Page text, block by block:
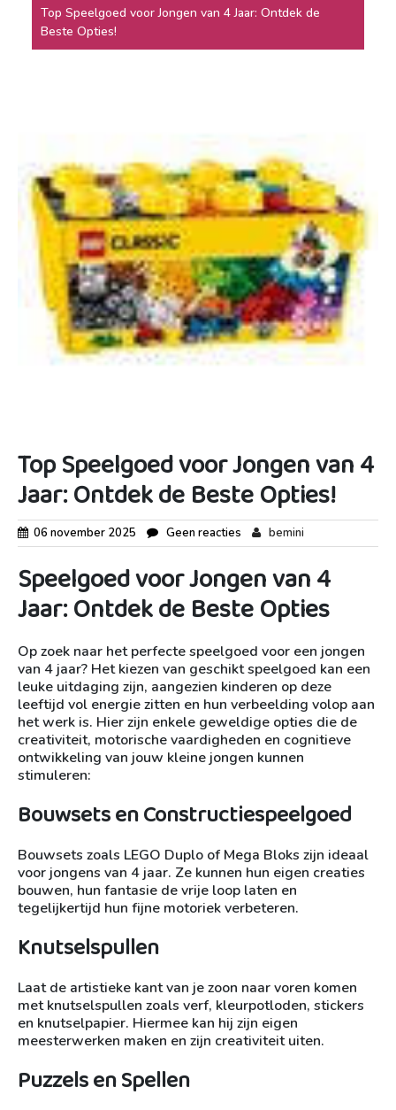
Top Speelgoed voor Jongen van 4 Jaar: Ontdek de
Beste Opties!
Top Speelgoed voor Jongen van 4
Jaar: Ontdek de Beste Opties!
06 november 2025 Geen reacties bemini
Speelgoed voor Jongen van 4
Jaar: Ontdek de Beste Opties
Op zoek naar het perfecte speelgoed voor een jongen
van 4 jaar? Het kiezen van geschikt speelgoed kan een
leuke uitdaging zijn, aangezien kinderen op deze
leeftijd vol energie zitten en hun verbeelding volop aan
het werk is. Hier zijn enkele geweldige opties die de
creativiteit, motorische vaardigheden en cognitieve
ontwikkeling van jouw kleine jongen kunnen
stimuleren:
Bouwsets en Constructiespeelgoed
Bouwsets zoals LEGO Duplo of Mega Bloks zijn ideaal
voor jongens van 4 jaar. Ze kunnen hun eigen creaties
bouwen, hun fantasie de vrije loop laten en
tegelijkertijd hun fijne motoriek verbeteren.
Knutselspullen
Laat de artistieke kant van je zoon naar voren komen
met knutselspullen zoals verf, kleurpotloden, stickers
en knutselpapier. Hiermee kan hij zijn eigen
meesterwerken maken en zijn creativiteit uiten.
Puzzels en Spellen